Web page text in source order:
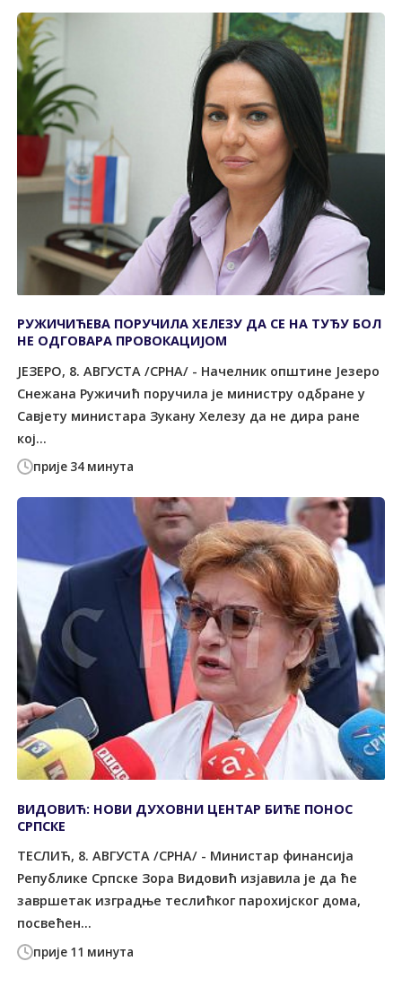
прије 34 минута
РУЖИЧИЋЕВА ПОРУЧИЛА ХЕЛЕЗУ ДА СЕ НА ТУЂУ БОЛ
НЕ ОДГОВАРА ПРОВОКАЦИЈОМ
ЈЕЗЕРО, 8. АВГУСТА /СРНА/ - Начелник општине Језеро
Снежана Ружичић поручила је министру одбране у
Савјету министара Зукану Хелезу да не дира ране
кој...
прије 11 минута
ВИДОВИЋ: НОВИ ДУХОВНИ ЦЕНТАР БИЋЕ ПОНОС
СРПСКЕ
ТЕСЛИЋ, 8. АВГУСТА /СРНА/ - Министар финансија
Републике Српске Зора Видовић изјавила је да ће
завршетак изградње теслићког парохијског дома,
посвећен...